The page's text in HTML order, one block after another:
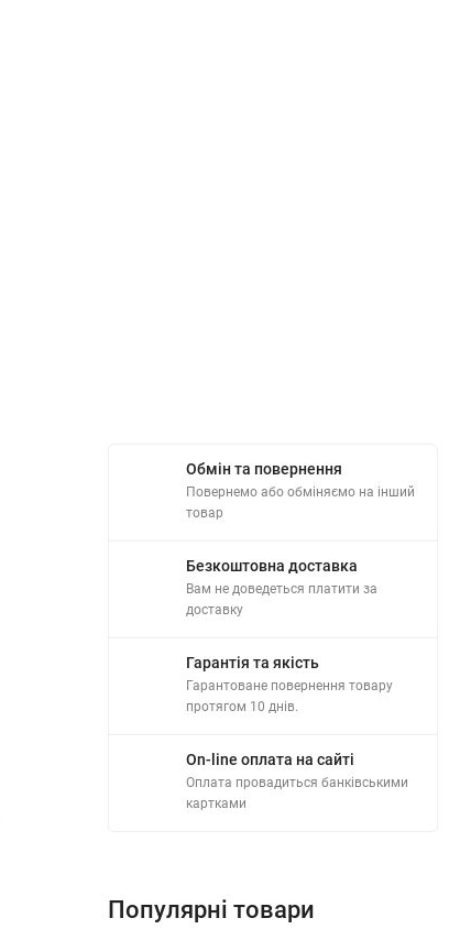
Обмін та повернення
Повернемо або обміняємо на інший
товар
Безкоштовна доставка
Вам не доведеться платити за
доставку
Гарантія та якість
Гарантоване повернення товару
протягом 10 днів.
On-line оплата на сайті
Оплата провадиться банківськими
картками
Популярні товари